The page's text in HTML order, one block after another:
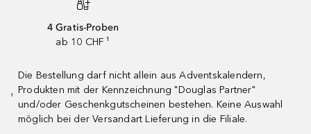
4 Gratis-Proben
ab 10 CHF ¹
¹
Die Bestellung darf nicht allein aus Adventskalendern,
Produkten mit der Kennzeichnung "Douglas Partner"
und/oder Geschenkgutscheinen bestehen. Keine Auswahl
möglich bei der Versandart Lieferung in die Filiale.